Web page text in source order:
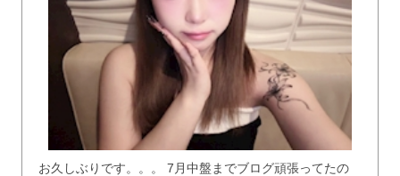
お久しぶりです。。。 7月中盤までブログ頑張ってたの